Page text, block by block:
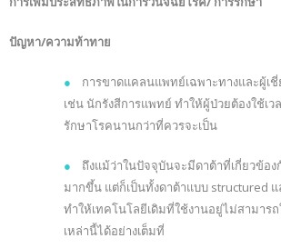
ปัญหา/ความท้าทาย
● การขาดแคลนแพทย์เฉพาะทางและผู้เ
เช่น นักรังสีการแพทย์ ทำให้ผู้ป่วยต้องใช้เ
รักษาโรคนานกว่าที่ควรจะเป็น
● ถึงแม้ว่าในปัจจุบันจะมีดาต้าที่เกี่ยวข้อง
มากขึ้น แต่ก็เป็นทั้งดาต้าแบบ structured
ทำให้เทคโนโลยีเดิมที่ใช้งานอยู่ไม่สามาร
เหล่านี้ได้อย่างเต็มที่